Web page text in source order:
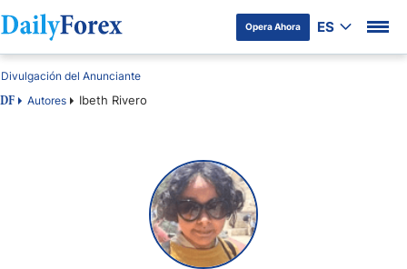
Opera Ahora ES
DF Autores Ibeth Rivero
Divulgación del Anunciante